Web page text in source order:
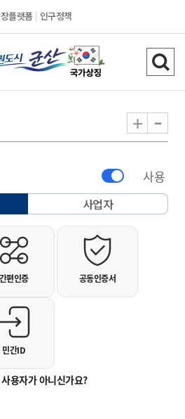
플랫폼 인구정책
시민주권도시 군검
+ -
사용
용자가 아니신가요?
사업자
간편인증 공동인증서
민간ID